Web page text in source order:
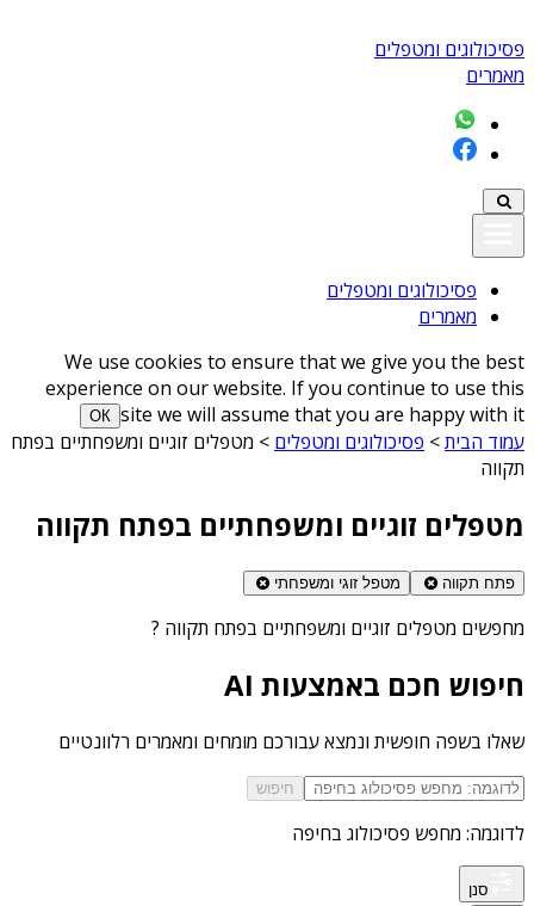
פסיכולוגים ומטפלים
מאמרים
פסיכולוגים ומטפלים
מאמרים
We use cookies to ensure that we give you the best
experience on our website. If you continue to use this
site we will assume that you are happy with it
ОК
עמוד הבית> פסיכולוגים ומטפלים > מטפלים זוגיים ומשפחתיים בפתח
תקווה
מטפלים זוגיים ומשפחתיים בפתח תקווה
פתח תקווה מטפל זוגי ומשפחתי
מחפשים מטפלים זוגיים ומשפחתיים בפתח תקווה ?
חיפוש חכם באמצעות AI
שאלו בשפה חופשית ונמצא עבורכם מומחים ומאמרים רלוונטיים
חיפוש
לדוגמה: מחפש פסיכולוג בחיפה
סנן